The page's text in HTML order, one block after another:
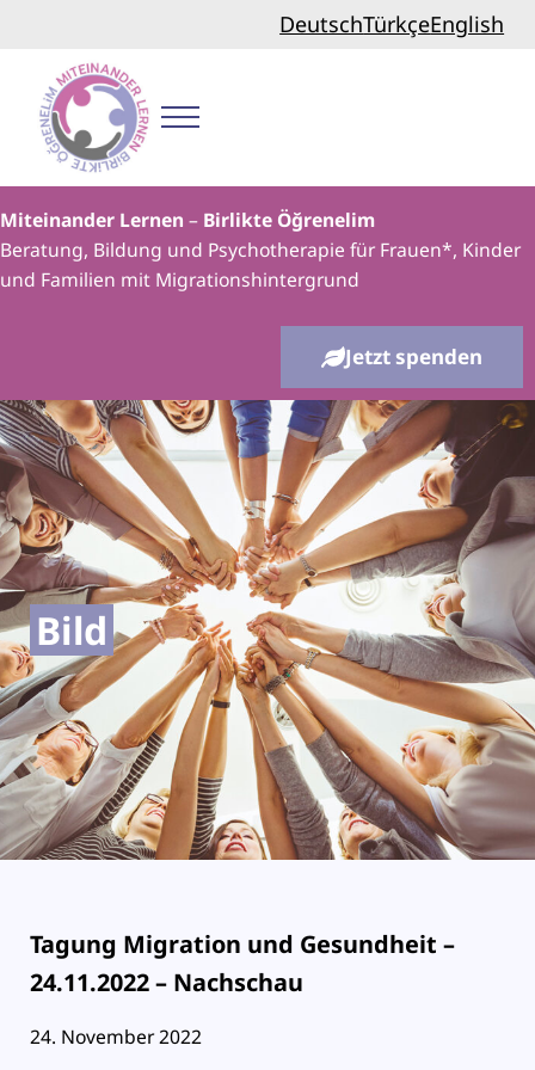
Skip to header right navigationDeutschTürkçeEnglish
Menu
Miteinander Lernen – Birlikte Öğrenelim
Beratung, Bildung und Psychotherapie für Frauen*, Kinder
und Familien mit Migrationshintergrund
Jetzt spenden
Bild
Tagung Migration und Gesundheit –
24.11.2022 – Nachschau
24. November 2022